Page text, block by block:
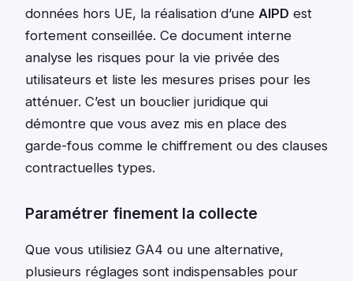
données hors UE, la réalisation d’une AIPD est
fortement conseillée. Ce document interne
analyse les risques pour la vie privée des
utilisateurs et liste les mesures prises pour les
atténuer. C’est un bouclier juridique qui
démontre que vous avez mis en place des
garde-fous comme le chiffrement ou des clauses
contractuelles types.
Paramétrer finement la collecte
Que vous utilisiez GA4 ou une alternative,
plusieurs réglages sont indispensables pour